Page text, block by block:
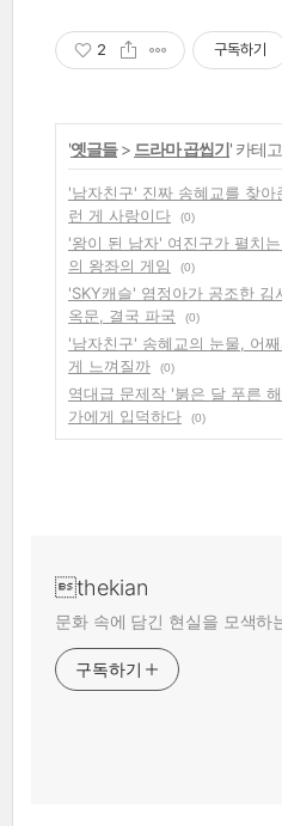
2 구독하기
'옛글들> 드라마 곱씹기' 카테
'남자친구' 진짜 송혜교를 찾아
런 게 사랑이다
(0)
'왕이 된 남자' 여진구가 펼치
의 왕좌의 게임
(0)
'SKY캐슬' 염정아가 공조한 김
옥문, 결국 파국
(0)
'남자친구' 송혜교의 눈물, 어
게 느껴질까
(0)
역대급 문제작 '붉은 달 푸른
가에게 입덕하다
(0)
thekian
문화 속에 담긴 현실을 모색하
구독하기